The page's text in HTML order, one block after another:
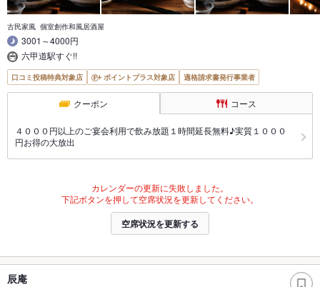
古民家風 個室創作和風居酒屋
3001～4000円
六甲道駅すぐ!!
口コミ投稿特典対象店 ポイントプラス対象店 適格請求書発行事業者
クーポン コース
４０００円以上のご宴会利用で飲み放題１時間延長無料♪実質１０００
円お得の大放出
カレンダーの更新に失敗しました。
下記ボタンを押して空席状況を更新してください。
空席状況を更新する
辰庵